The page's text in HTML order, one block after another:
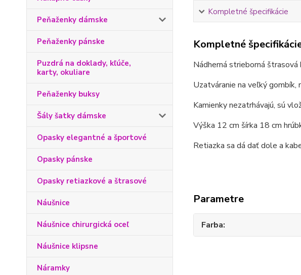
Peňaženky dámske
Peňaženky pánske
Puzdrá na doklady, kľúče,
karty, okuliare
Peňaženky buksy
Šály šatky dámske
Opasky elegantné a športové
Opasky pánske
Opasky retiazkové a štrasové
Náušnice
Náušnice chirurgická oceľ
Náušnice klipsne
Náramky
Kompletné špecifikácie
Kompletné
Nádherná strieborná
Uzatváranie na veľký gombík,
Kamienky nezatrhávajú, sú
Výška 12 cm šírka 18 cm
Retiazka sa dá dať dole a
Parametre
Farba